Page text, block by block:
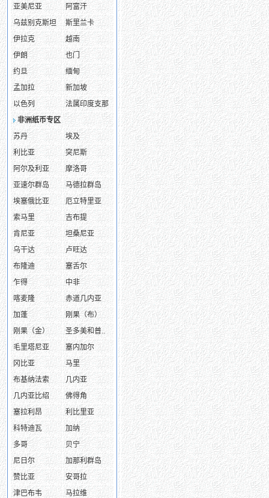
亚美尼亚
阿富汗
乌兹别克斯坦
斯里兰卡
伊拉克
越南
伊朗
也门
约旦
缅甸
孟加拉
新加坡
以色列
法属印度支那
非洲纸币专区
苏丹
埃及
利比亚
突尼斯
阿尔及利亚
摩洛哥
亚速尔群岛
马德拉群岛
埃塞俄比亚
厄立特里亚
索马里
吉布提
肯尼亚
坦桑尼亚
乌干达
卢旺达
布隆迪
塞舌尔
乍得
中非
喀麦隆
赤道几内亚
加蓬
刚果（布）
刚果（金）
圣多美和普..
毛里塔尼亚
塞内加尔
冈比亚
马里
布基纳法索
几内亚
几内亚比绍
佛得角
塞拉利昂
利比里亚
科特迪瓦
加纳
多哥
贝宁
尼日尔
加那利群岛
赞比亚
安哥拉
津巴布韦
马拉维